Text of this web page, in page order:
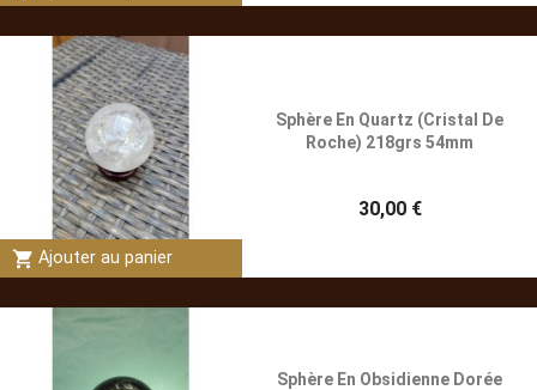
shopping_cart Ajouter au panier
Sphère En Quartz (Cristal De
Roche) 218grs 54mm
30,00 €
Sphère En Obsidienne Dorée